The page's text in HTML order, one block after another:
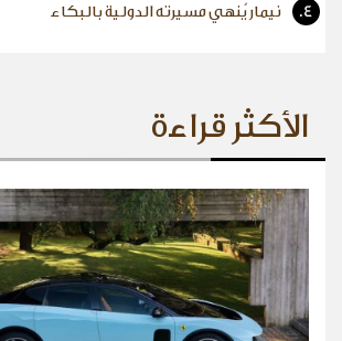
4. نيمار يُنهي مسيرته الدولية بالبكاء
الأكثر قراءة